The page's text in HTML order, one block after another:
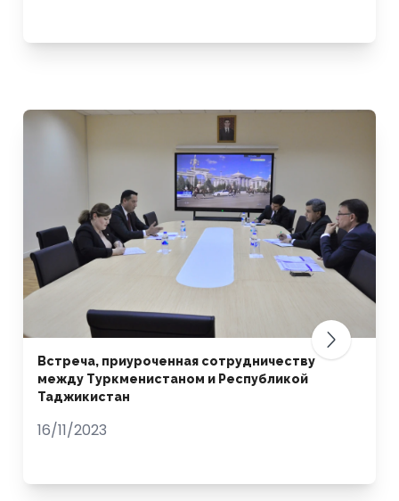
Встреча, приуроченная сотрудничеству
между Туркменистаном и Республикой
Таджикистан
16/11/2023